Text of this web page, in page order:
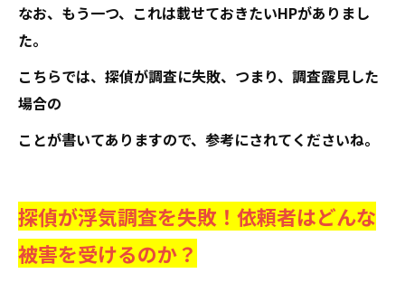
なお、もう一つ、これは載せておきたいHPがありまし
た。
こちらでは、探偵が調査に失敗、つまり、調査露見した
場合の
ことが書いてありますので、参考にされてくださいね。
探偵が浮気調査を失敗！依頼者はどんな
被害を受けるのか？